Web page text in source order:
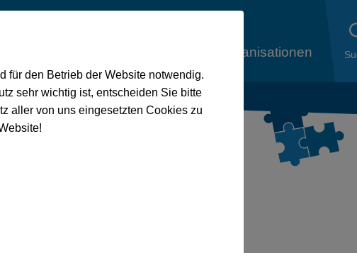
für den Betrieb der Website notwendig.
sehr wichtig ist, entscheiden Sie bitte
aller von uns eingesetzten Cookies zu
Mitgliedsorganisationen